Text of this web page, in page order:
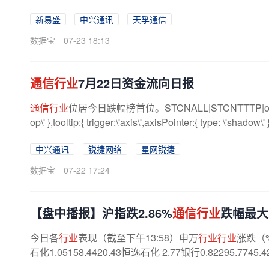
新易盛 中兴通讯
天孚通信
数据宝
07-23 18:13
通信行业7月22日资金流向日报
通信行业位居今日跌幅榜首位。
op\' },tooltip:{ trigger:\'axis\',axisPointer:{ type: \'shadow\'
中兴通讯 锐捷网络
星网锐捷
数据宝
07-22 17:24
【盘中播报】沪指跌2.86%通信行业跌幅最大
今日各行业表现（截至下午13:58）申万行业行业涨跌（
石化1.05158.4420.43恒逸石化 2.77银行